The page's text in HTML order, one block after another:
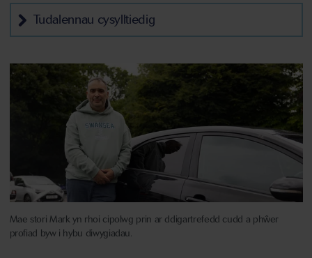
Tudalennau cysylltiedig
Mae stori Mark yn rhoi cipolwg prin ar ddigartrefedd cudd a phŵer
profiad byw i hybu diwygiadau.